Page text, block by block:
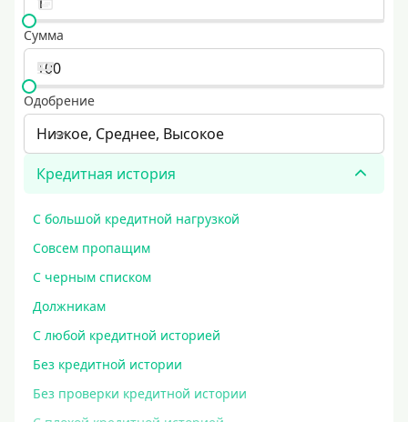
Сумма
Одобрение
Низкое, Среднее, Высокое
Кредитная история
С большой кредитной нагрузкой
Совсем пропащим
С черным списком
Должникам
С любой кредитной историей
Без кредитной истории
Без проверки кредитной истории